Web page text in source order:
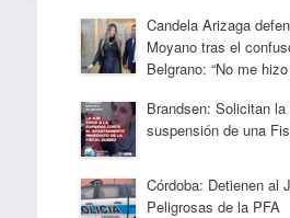
Candela Arizaga
Moyano tras el
Belgrano: “No me hizo
Brandsen: Solicitan la
suspensión de una
Córdoba: Detienen al
Peligrosas de la PFA